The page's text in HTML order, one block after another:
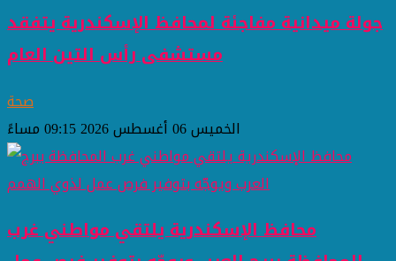
جولة ميدانية مفاجئة لمحافظ الإسكندرية يتفقد
مستشفى رأس التين العام
صحة
الخميس 06 أغسطس 2026 09:15 مساءً
محافظ الإسكندرية يلتقي مواطني غرب